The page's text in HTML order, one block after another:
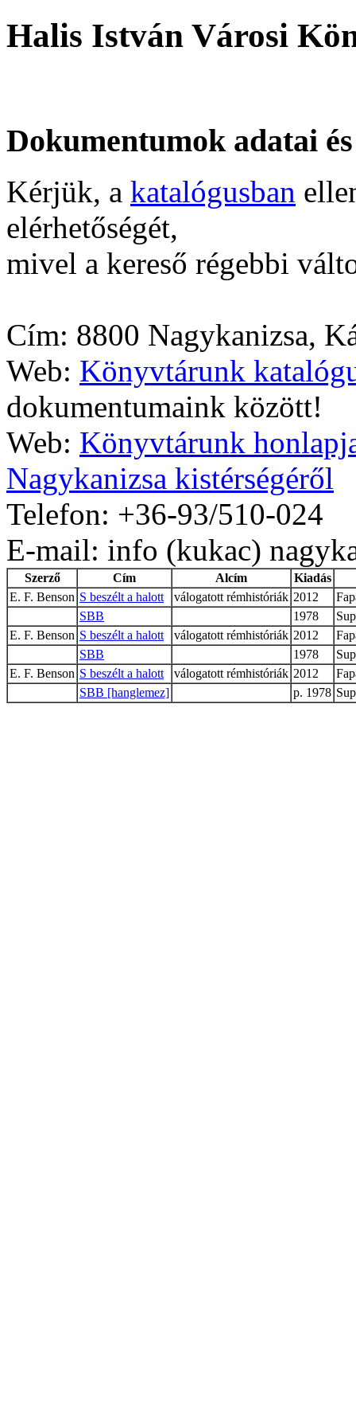
Halis István Városi
Dokumentumok adatai
Kérjük, a katalógusban
elérhetőségét,
mivel a kereső régebbi
Cím: 8800 Nagykanizsa,
Web: Könyvtárunk
dokumentumaink között!
Web: Könyvtárunk
Nagykanizsa kistérségéről
Telefon: +36-93/510-024
E-mail: info (kukac)
Szerző Cím Alcím
Kiadás
E. F. Benson S beszélt a halott válogatott rémhistóriák 2012
SBB
1978
E. F. Benson S beszélt a halott válogatott rémhistóriák 2012
SBB
1978
E. F. Benson S beszélt a halott válogatott rémhistóriák 2012
SBB [hanglemez]
p. 1978